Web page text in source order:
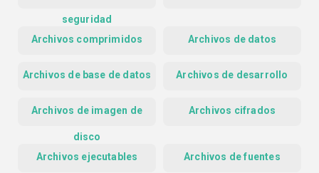
seguridad
Archivos comprimidos Archivos de datos
Archivos de base de datos Archivos de desarrollo
Archivos de imagen de
disco
Archivos cifrados
Archivos ejecutables Archivos de fuentes